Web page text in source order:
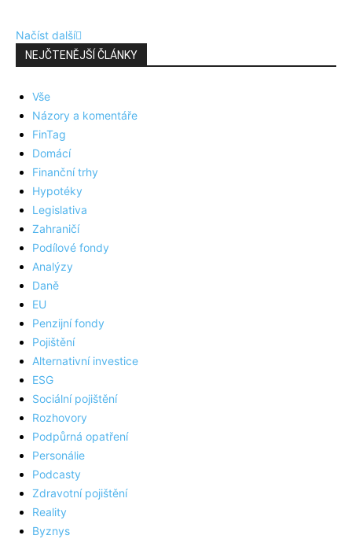
Načíst další
NEJČTENĚJŠÍ ČLÁNKY
Vše
Názory a komentáře
FinTag
Domácí
Finanční trhy
Hypotéky
Legislativa
Zahraničí
Podílové fondy
Analýzy
Daně
EU
Penzijní fondy
Pojištění
Alternativní investice
ESG
Sociální pojištění
Rozhovory
Podpůrná opatření
Personálie
Podcasty
Zdravotní pojištění
Reality
Byznys